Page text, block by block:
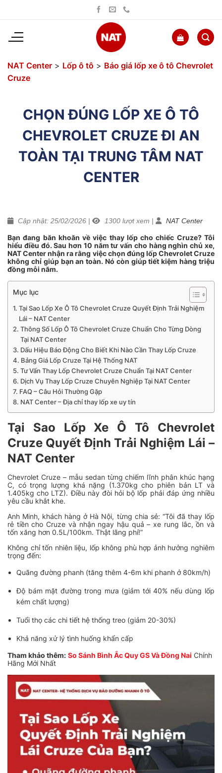
dung
NAT Center > Lốp ô tô > Báo giá lốp xe ô tô Chevrolet
Cruze
CHỌN ĐÚNG LỐP XE Ô TÔ
CHEVROLET CRUZE ĐI AN
TOÀN TẠI TRUNG TÂM NAT
CENTER
Cập nhật: 25/02/2026 | 1300 lượt xem | NAT Center
Bạn đang băn khoăn về việc thay lốp cho chiếc Cruze? Tôi
hiểu điều đó. Sau hơn 10 năm tư vấn cho hàng nghìn chủ xe,
NAT Center nhận ra rằng việc chọn đúng lốp Chevrolet Cruze
không chỉ giúp bạn an toàn. Nó còn giúp tiết kiệm hàng triệu
đồng mỗi năm.
Mục lục
Tại Sao Lốp Xe Ô Tô Chevrolet Cruze Quyết Định Trải Nghiệm
Lái – NAT Center
Thông Số Lốp Ô Tô Chevrolet Cruze Chuẩn Cho Từng Dòng
Tại NAT Center
Dấu Hiệu Báo Động Cho Biết Khi Nào Cần Thay Lốp Cruze
Bảng Giá Lốp Cruze Tại Hệ Thống NAT
Tư Vấn Thay Lốp Chevrolet Cruze Chuẩn Tại NAT Center
Dịch Vụ Thay Lốp Cruze Chuyên Nghiệp Tại NAT Center
FAQ – Câu Hỏi Thường Gặp
NAT Center – Địa chỉ thay lốp xe uy tín
Tại Sao Lốp Xe Ô Tô Chevrolet
Cruze Quyết Định Trải Nghiệm Lái –
NAT Center
Chevrolet Cruze – mẫu sedan từng chiếm lĩnh phân khúc hạng
C, có trọng lượng khá nặng (1.370kg cho phiên bản LT và
1.405kg cho LTZ). Điều này đòi hỏi bộ lốp phải đáp ứng nhiều
yêu cầu khắt khe.
Anh Minh, khách hàng ở Hà Nội, từng chia sẻ: “Tôi đã thay lốp
rẻ tiền cho Cruze và nhận ngay hậu quả – xe rung lắc, ồn và
tốn xăng hơn 0.5L/100km. Thật lãng phí!”
Không chỉ tốn nhiên liệu, lốp không phù hợp ảnh hưởng nghiêm
trọng đến:
Quãng đường phanh (tăng thêm 4-6m khi phanh ở 80km/h)
Độ bám mặt đường trong mưa (giảm tới 40% nếu dùng lốp
kém chất lượng)
Tuổi thọ các chi tiết hệ thống treo (giảm 20-30%)
Khả năng xử lý tình huống khẩn cấp
Tham khảo thêm: So Sánh Bình Ắc Quy GS Và Đồng Nai Chính
Hãng Mới Nhất